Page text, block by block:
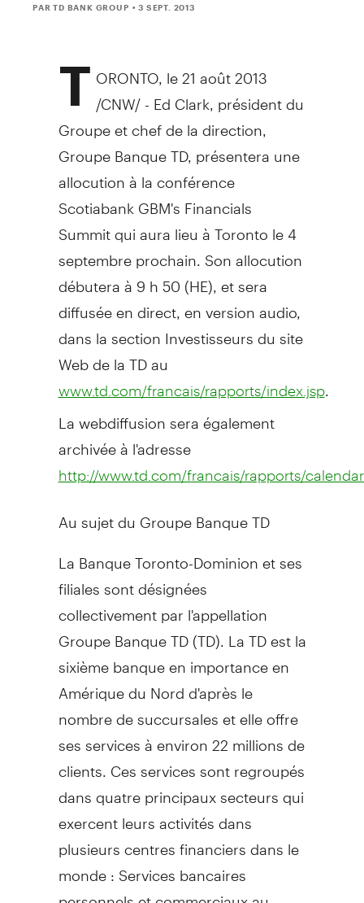
PAR TD BANK GROUP • 3 SEPT. 2013
T ORONTO, le 21 août 2013
/CNW/ - Ed Clark, président du
Groupe et chef de la direction,
Groupe Banque TD, présentera une
allocution à la conférence
Scotiabank GBM's Financials
Summit qui aura lieu à Toronto le 4
septembre prochain. Son allocution
débutera à 9 h 50 (HE), et sera
diffusée en direct, en version audio,
dans la section Investisseurs du site
Web de la TD au
www.td.com/francais/rapports/index.jsp.
La webdiffusion sera également
archivée à l'adresse
http://www.td.com/francais/rapports/
Au sujet du Groupe Banque TD
La Banque Toronto-Dominion et ses
filiales sont désignées
collectivement par l'appellation
Groupe Banque TD (TD). La TD est la
sixième banque en importance en
Amérique du Nord d'après le
nombre de succursales et elle offre
ses services à environ 22 millions de
clients. Ces services sont regroupés
dans quatre principaux secteurs qui
exercent leurs activités dans
plusieurs centres financiers dans le
monde : Services bancaires
personnels et commerciaux au